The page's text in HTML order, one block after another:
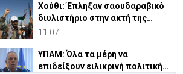
Χούθι: Έπληξαν σαουδαραβικό
διυλιστήριο στην ακτή της
Ερυθράς Θάλασσας
11:07
ΥΠΑΜ: Όλα τα μέρη να
επιδείξουν ειλικρινή πολιτική